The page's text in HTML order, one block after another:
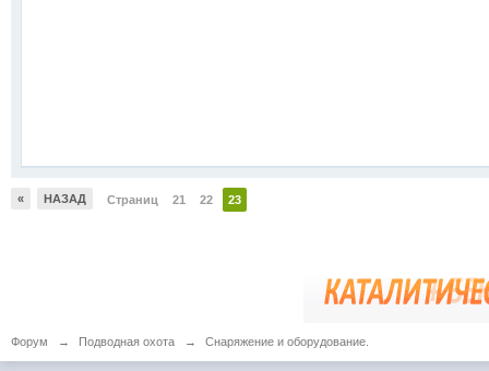
« НАЗАД Страниц 21 22 23
Форум → Подводная охота → Снаряжение и оборудование.